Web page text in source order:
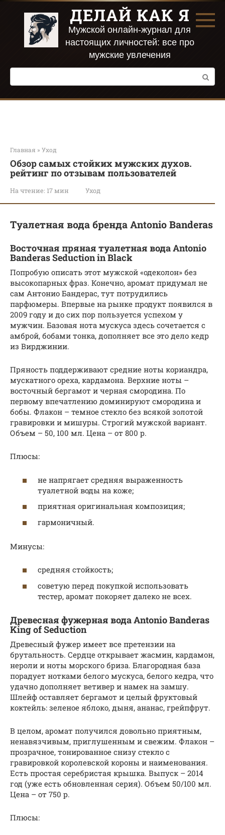
Перейти
контенту
ДЕЛАЙ КАК Я
Мужской онлайн-журнал для
настоящих личностей: все про
мужские увлечения
Поиск:
Главная » Уход
Обзор самых стойких мужских духов.
рейтинг по отзывам пользователей
На чтение: 17 мин Уход
Туалетная вода бренда Antonio Banderas
Восточная пряная туалетная вода Antonio
Banderas Seduction in Black
Попробую описать этот мужской «одеколон» без
высокопарных фраз. Конечно, аромат придумал не
сам Антонио Бандерас, тут потрудились
парфюмеры. Впервые на рынке продукт появился в
2009 году и до сих пор пользуется успехом у
мужчин. Базовая нота мускуса здесь сочетается с
амброй, бобами тонка, дополняет все это дело кедр
из Вирджинии.
Пряность поддерживают средние ноты кориандра,
мускатного ореха, кардамона. Верхние ноты –
восточный бергамот и черная смородина. По
первому впечатлению доминируют смородина и
бобы. Флакон – темное стекло без всякой золотой
гравировки и мишуры. Строгий мужской вариант.
Объем – 50, 100 мл. Цена – от 800 р.
Плюсы:
не напрягает средняя выраженность
туалетной воды на коже;
приятная оригинальная композиция;
гармоничный.
Минусы:
средняя стойкость;
советую перед покупкой использовать
тестер, аромат покоряет далеко не всех.
Древесная фужерная вода Antonio Banderas
King of Seduction
Древесный фужер имеет все претензии на
брутальность. Сердце открывает жасмин, кардамон,
нероли и ноты морского бриза. Благородная база
порадует нотками белого мускуса, белого кедра, что
удачно дополняет ветивер и намек на замшу.
Шлейф оставляет бергамот и целый фруктовый
коктейль: зеленое яблоко, дыня, ананас, грейпфрут.
В целом, аромат получился довольно приятным,
ненавязчивым, приглушенным и свежим. Флакон –
прозрачное, тонированное снизу стекло с
гравировкой королевской короны и наименования.
Есть простая серебристая крышка. Выпуск – 2014
год (уже есть обновленная серия). Объем 50/100 мл.
Цена – от 750 р.
Плюсы: